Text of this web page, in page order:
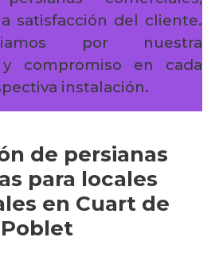
satisfacción del cliente.
por nuestra
y compromiso en cada
instalación.
de persianas
para locales
en Cuart de
Poblet